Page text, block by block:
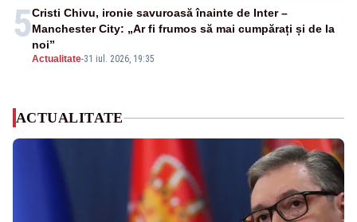
5
Actualitate-31 iul. 2026, 19:35
Cristi Chivu, ironie savuroasă înainte de Inter –
Manchester City: „Ar fi frumos să mai cumpărați și de la
noi”
ACTUALITATE